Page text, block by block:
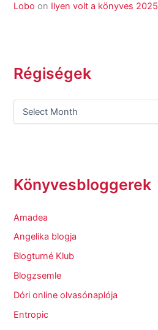
Lobo on Ilyen volt a könyves 2025
Régiségek
Könyvesbloggerek
Amadea
Angelika blogja
Blogturné Klub
Blogzsemle
Dóri online olvasónaplója
Entropic